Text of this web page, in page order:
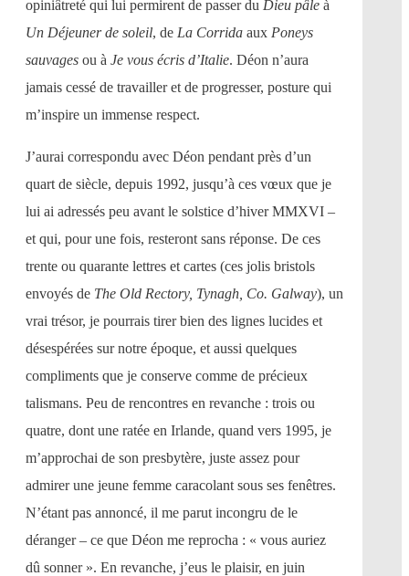
opiniâtreté qui lui permirent de passer du Dieu pâle à
Un Déjeuner de soleil, de La Corrida aux Poneys
sauvages ou à Je vous écris d’Italie. Déon n’aura
jamais cessé de travailler et de progresser, posture qui
m’inspire un immense respect.
J’aurai correspondu avec Déon pendant près d’un
quart de siècle, depuis 1992, jusqu’à ces vœux que je
lui ai adressés peu avant le solstice d’hiver MMXVI –
et qui, pour une fois, resteront sans réponse. De ces
trente ou quarante lettres et cartes (ces jolis bristols
envoyés de The Old Rectory, Tynagh, Co. Galway), un
vrai trésor, je pourrais tirer bien des lignes lucides et
désespérées sur notre époque, et aussi quelques
compliments que je conserve comme de précieux
talismans. Peu de rencontres en revanche : trois ou
quatre, dont une ratée en Irlande, quand vers 1995, je
m’approchai de son presbytère, juste assez pour
admirer une jeune femme caracolant sous ses fenêtres.
N’étant pas annoncé, il me parut incongru de le
déranger – ce que Déon me reprocha : « vous auriez
dû sonner ». En revanche, j’eus le plaisir, en juin